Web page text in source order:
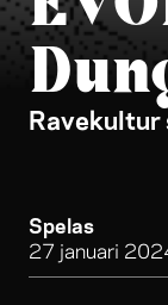
Ravekultur
Spelas
27 januari